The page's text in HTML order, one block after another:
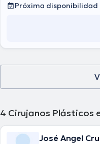
Próxima disponibilidad
4 Cirujanos Plásticos
José Angel